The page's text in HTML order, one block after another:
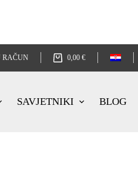
RAČUN 0,00 €
SAVJETNIKI BLOG